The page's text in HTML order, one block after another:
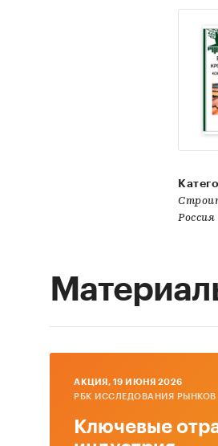
Россия
AКЦИЯ, 19 ИЮНЯ 2026
РБК ИССЛЕДОВАНИЯ РЫНКОВ
Ключевые